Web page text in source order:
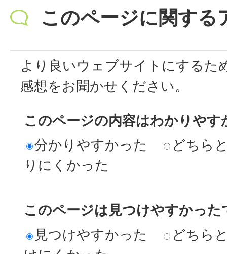
このページに関する
より良いウェブサイトにするた
感想をお聞かせください。
このページの内容はわかりやす
分かりやすかった
どちら
りにくかった
このページは見つけやすかった
見つけやすかった
どちら